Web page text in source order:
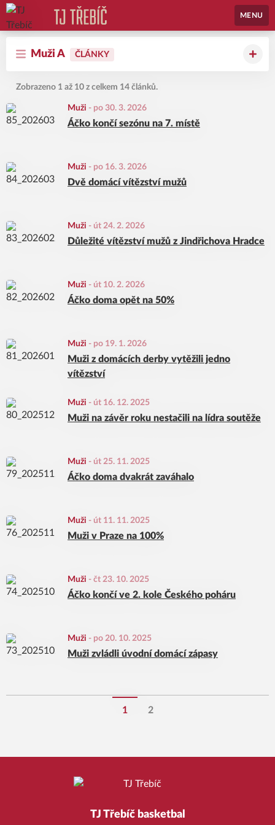
MENU
Muži A ČLÁNKY
Zobrazeno 1 až 10 z celkem 14 článků.
Muži - po 30. 3. 2026
Áčko končí sezónu na 7. místě
Muži - po 16. 3. 2026
Dvě domácí vítězství mužů
Muži - út 24. 2. 2026
Důležité vítězství mužů z Jindřichova Hradce
Muži - út 10. 2. 2026
Áčko doma opět na 50%
Muži - po 19. 1. 2026
Muži z domácích derby vytěžili jedno
vítězství
Muži - út 16. 12. 2025
Muži na závěr roku nestačili na lídra soutěže
Muži - út 25. 11. 2025
Áčko doma dvakrát zaváhalo
Muži - út 11. 11. 2025
Muži v Praze na 100%
Muži - čt 23. 10. 2025
Áčko končí ve 2. kole Českého poháru
Muži - po 20. 10. 2025
Muži zvládli úvodní domácí zápasy
1 2
TJ Třebíč basketbal